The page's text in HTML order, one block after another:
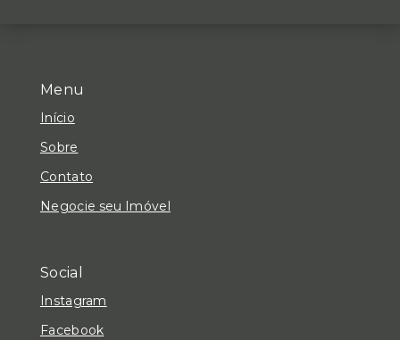
Menu
Início
Sobre
Contato
Negocie seu Imóvel
Social
Instagram
Facebook